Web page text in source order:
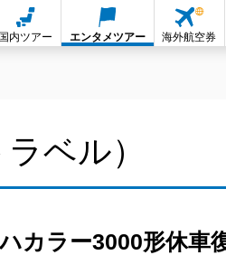
国内ツアー エンタメツアー 海外航空券
ベル）
ラー3000形休車